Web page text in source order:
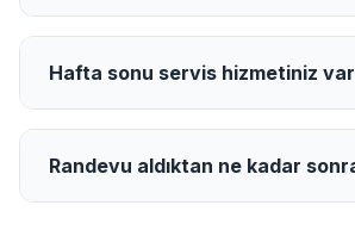
Hafta sonu servis hizmetiniz var
Randevu aldıktan ne kadar